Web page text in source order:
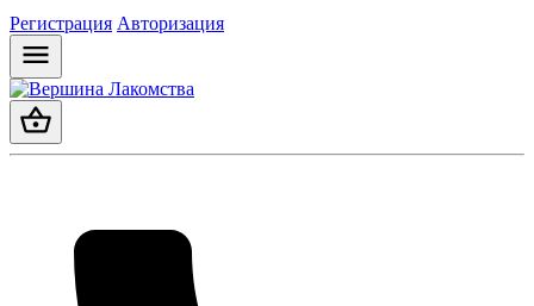
Регистрация Авторизация